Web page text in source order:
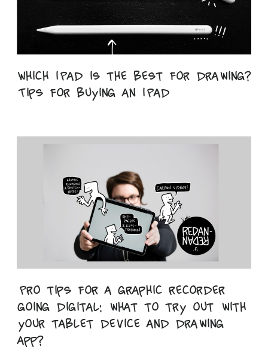
Which iPad is the best for drawing?
Tips for buying an iPad
Pro tips for a graphic recorder
going digital: what to try out with
your tablet device and drawing
app?